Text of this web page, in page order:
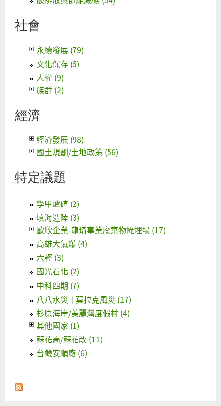
社會
永續發展 (79)
文化保存 (5)
人權 (9)
族群 (2)
經濟
經濟發展 (98)
國土規劃/土地政策 (56)
特定議題
學甲爐碴 (2)
填海造陸 (3)
歐欣企業-龍琦事業廢棄物掩埋場 (17)
高雄大氣爆 (4)
六輕 (3)
國光石化 (2)
中科四期 (7)
八八水災｜莫拉克風災 (17)
杉原海岸/美麗灣度假村 (4)
其他國家 (1)
蘇花高/蘇花改 (11)
台鹼安順廠 (6)